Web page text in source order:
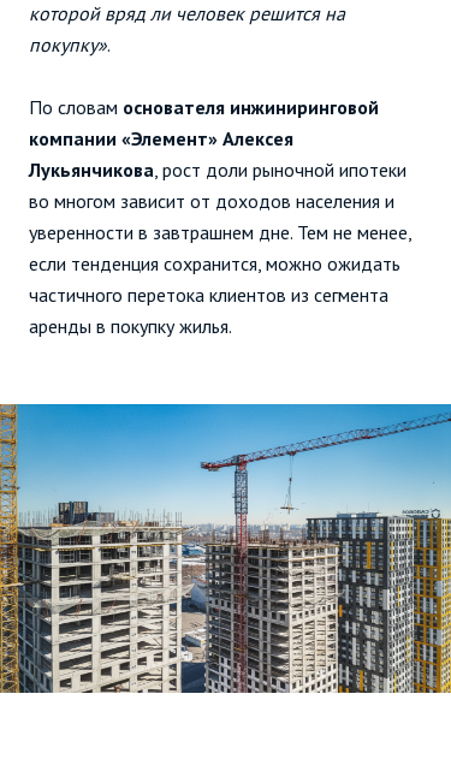
которой вряд ли человек решится на
покупку».
По словам основателя инжиниринговой
компании «Элемент» Алексея
Лукьянчикова, рост доли рыночной ипотеки
во многом зависит от доходов населения и
уверенности в завтрашнем дне. Тем не менее,
если тенденция сохранится, можно ожидать
частичного перетока клиентов из сегмента
аренды в покупку жилья.